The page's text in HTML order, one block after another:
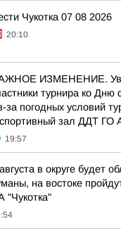
Чукотка 07 08 2026
20:10
ИЗМЕНЕНИЕ.
турнира ко Дню
за погодных условий
зал ДДТ ГО
19:57
в округе будет
на востоке
"Чукотка"